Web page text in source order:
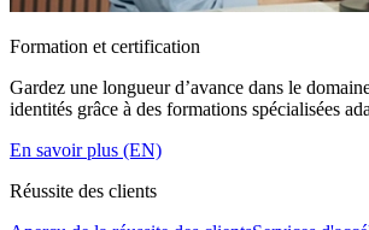
Formation et certification
Gardez une longueur d’avance dans le
identités grâce à des formations spécialisées
En savoir plus (EN)
Réussite des clients